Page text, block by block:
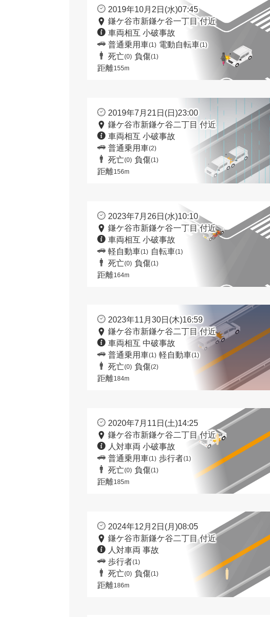
2019年10月2日(水)07:45
鎌ケ谷市新鎌ケ谷一丁目 付近
車両相互 小破事故
普通乗用車(1) 電動自転車(1)
死亡(0) 負傷(1)
距離155m
2019年7月21日(日)23:00
鎌ケ谷市新鎌ケ谷二丁目 付近
車両相互 小破事故
普通乗用車(2)
死亡(0) 負傷(1)
距離156m
2023年7月26日(水)10:10
鎌ケ谷市新鎌ケ谷一丁目 付近
車両相互 小破事故
軽自動車(1) 自転車(1)
死亡(0) 負傷(1)
距離164m
2023年11月30日(木)16:59
鎌ケ谷市新鎌ケ谷二丁目 付近
車両相互 中破事故
普通乗用車(1) 軽自動車(1)
死亡(0) 負傷(2)
距離184m
2020年7月11日(土)14:25
鎌ケ谷市新鎌ケ谷二丁目 付近
人対車両 小破事故
普通乗用車(1) 歩行者(1)
死亡(0) 負傷(1)
距離185m
2024年12月2日(月)08:05
鎌ケ谷市新鎌ケ谷二丁目 付近
人対車両 事故
歩行者(1)
死亡(0) 負傷(1)
距離186m